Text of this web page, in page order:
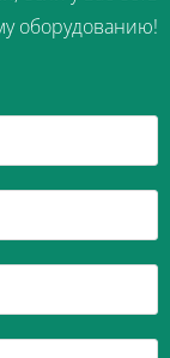
оборудованию!